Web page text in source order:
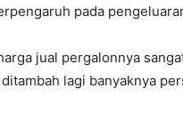
pada
jual pergalonnya
lagi banyaknya